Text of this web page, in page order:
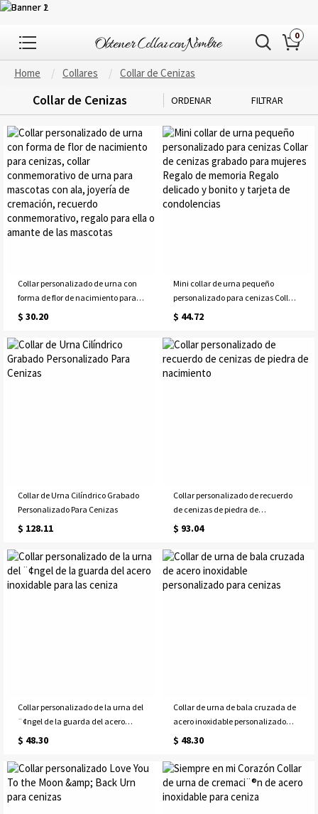
0
Home Collares Collar de Cenizas
Collar de Cenizas ORDENAR FILTRAR
Collar personalizado de urna con
forma de flor de nacimiento para
cenizas, collar conmemorativo de
joyería de cremación, recuerdo
conmemorativo, regalo para ella o
amante de las mascotas
$ 30.20
Mini collar de urna pequeño
personalizado para cenizas Collar
de cenizas grabado para mujeres
delicado y bonito y tarjeta de
condolencias
$ 44.72
Collar de Urna Cilíndrico Grabado
Personalizado Para Cenizas
$ 128.11
Collar personalizado de recuerdo
de cenizas de piedra de
nacimiento
$ 93.04
Collar personalizado de la urna del
¨¢ngel de la guarda del acero
inoxidable para las ceniza
$ 48.30
Collar de urna de bala cruzada de
acero inoxidable personalizado
para cenizas
$ 48.30